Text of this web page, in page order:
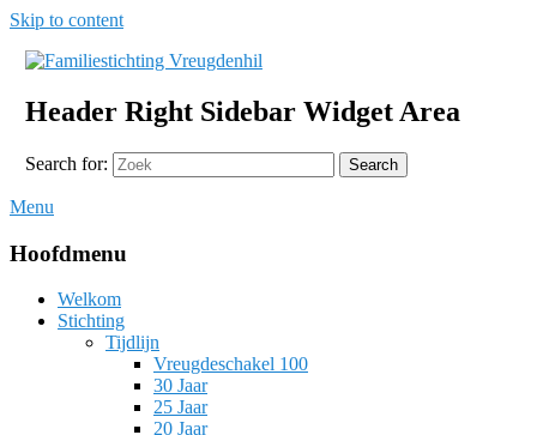
Skip to content
Familiestichting Vreugdenhil
Header Right Sidebar Widget Area
Search for: Search
Menu
Hoofdmenu
Welkom
Stichting
Tijdlijn
Vreugdeschakel 100
30 Jaar
25 Jaar
20 Jaar